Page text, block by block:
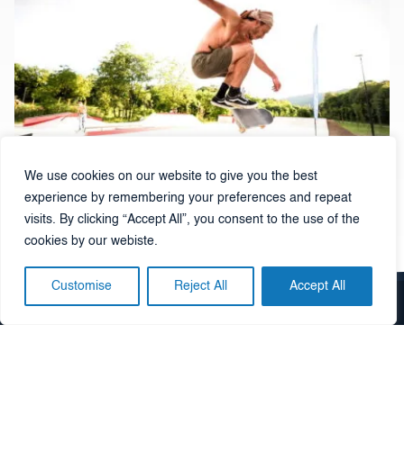
We use cookies on our website to give you the best
experience by remembering your preferences and repeat
visits. By clicking “Accept All”, you consent to the use of the
cookies by our webiste.
Customise Reject All Accept All
Gorizia – innovazione, recupero ambientale e divertimento!